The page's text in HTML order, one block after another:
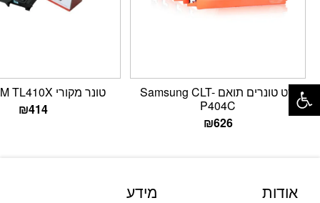
סט טונרים תואם Samsung CLT-
P404C
₪626
טונר מקורי PANTUM TL410X
₪414
אודות מידע
פתח סרגל נגישות